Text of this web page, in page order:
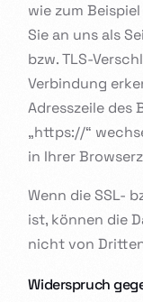
wie zum
Sie an uns als
bzw. TLS-
Verbindung
Adresszeile des
„https://“
in Ihrer
Wenn die SSL-
ist, können die
nicht von
Widerspruch